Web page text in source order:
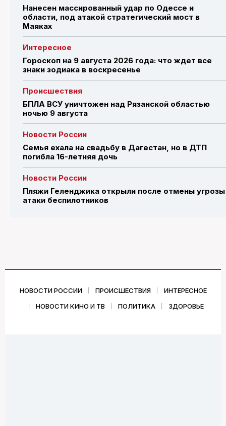
Нанесен массированный удар по Одессе и
области, под атакой стратегический мост в
Маяках
Интересное
Гороскоп на 9 августа 2026 года: что ждет все
знаки зодиака в воскресенье
Происшествия
БПЛА ВСУ уничтожен над Рязанской областью
ночью 9 августа
Новости России
Семья ехала на свадьбу в Дагестан, но в ДТП
погибла 16-летняя дочь
Новости России
Пляжи Геленджика открыли после отмены угрозы
атаки беспилотников
НОВОСТИ РОССИИ ПРОИСШЕСТВИЯ
ИНТЕРЕСНОЕ
НОВОСТИ КИНО И ТВ
ПОЛИТИКА ЗДОРОВЬЕ